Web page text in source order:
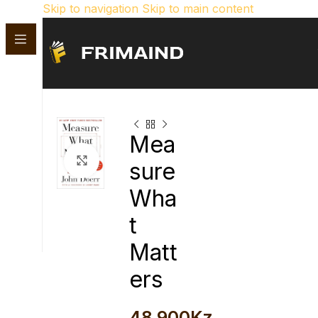
Skip to navigation Skip to main content
Click para aumentar
Mea
sure
Wha
t
Matt
ers